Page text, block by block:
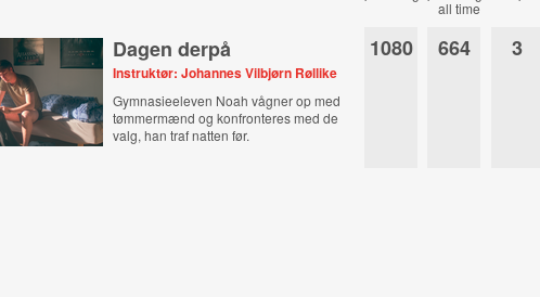
all time
Dagen derpå
Instruktør: Johannes Vilbjørn Røllike
Gymnasieeleven Noah vågner op med
tømmermænd og konfronteres med de
valg, han traf natten før.
1080 664 3